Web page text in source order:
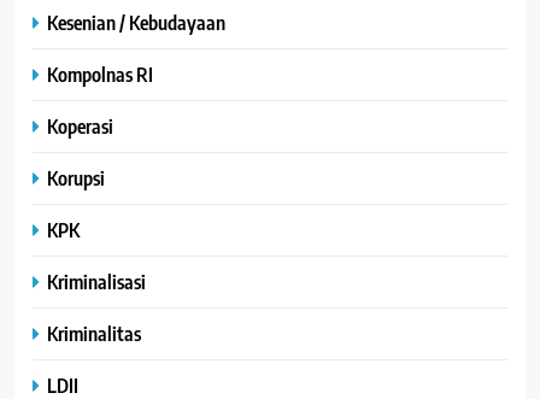
Kesenian / Kebudayaan
Kompolnas RI
Koperasi
Korupsi
KPK
Kriminalisasi
Kriminalitas
LDII